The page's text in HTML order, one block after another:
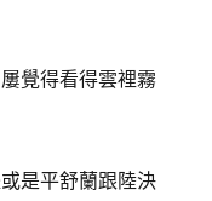
覺得看得雲裡霧
是平舒蘭跟陸決